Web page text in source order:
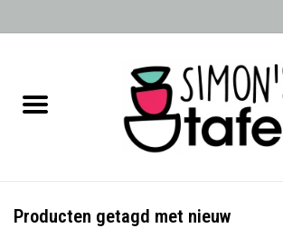
Producten getagd met nieuw